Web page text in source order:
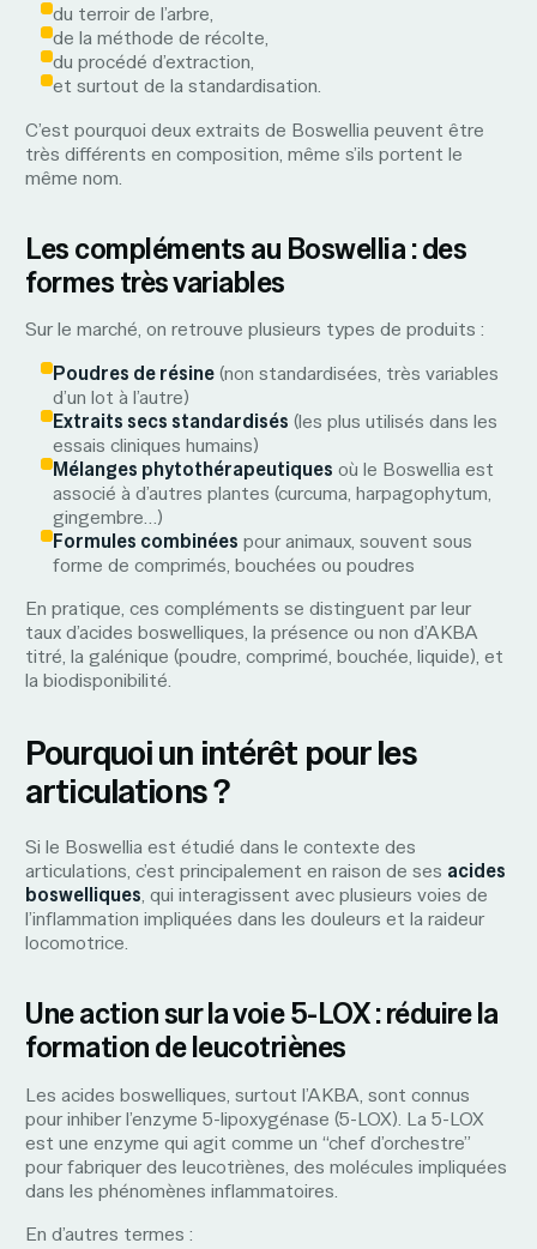
du terroir de l’arbre,
de la méthode de récolte,
du procédé d’extraction,
et surtout de la standardisation.
C’est pourquoi deux extraits de Boswellia peuvent être
très différents en composition, même s’ils portent le
même nom.
Les compléments au Boswellia : des
formes très variables
Sur le marché, on retrouve plusieurs types de produits :
Poudres de résine(non standardisées, très variables
d’un lot à l’autre)
Extraits secs standardisés (les plus utilisés dans les
essais cliniques humains)
Mélanges phytothérapeutiques où le Boswellia est
associé à d’autres plantes (curcuma, harpagophytum,
gingembre…)
Formules combinées pour animaux, souvent sous
forme de comprimés, bouchées ou poudres
En pratique, ces compléments se distinguent par leur
taux d’acides boswelliques, la présence ou non d’AKBA
titré, la galénique (poudre, comprimé, bouchée, liquide), et
la biodisponibilité.
Pourquoi un intérêt pour les
articulations ?
Si le Boswellia est étudié dans le contexte des
articulations, c’est principalement en raison de ses acides
boswelliques, qui interagissent avec plusieurs voies de
l’inflammation impliquées dans les douleurs et la raideur
locomotrice.
Une action sur la voie 5-LOX : réduire la
formation de leucotriènes
Les acides boswelliques, surtout l’AKBA, sont connus
pour inhiber l’enzyme 5-lipoxygénase (5-LOX). La 5-LOX
est une enzyme qui agit comme un “chef d’orchestre”
pour fabriquer des leucotriènes, des molécules impliquées
dans les phénomènes inflammatoires.
En d’autres termes :